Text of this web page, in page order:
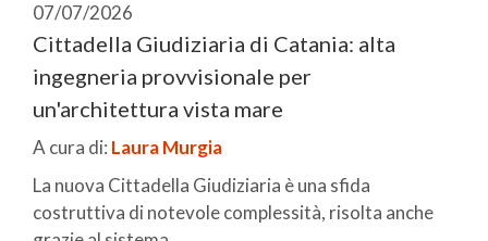
07/07/2026
Cittadella Giudiziaria di Catania: alta
ingegneria provvisionale per
un'architettura vista mare
A cura di: Laura Murgia
La nuova Cittadella Giudiziaria è una sfida
costruttiva di notevole complessità, risolta anche